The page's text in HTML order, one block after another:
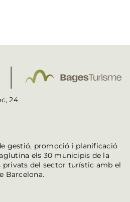
24
gestió, promoció i planificació
els 30 municipis de la
del sector turístic amb el
Barcelona.